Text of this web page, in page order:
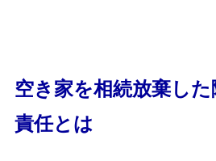
空き家を相続放棄し
責任とは